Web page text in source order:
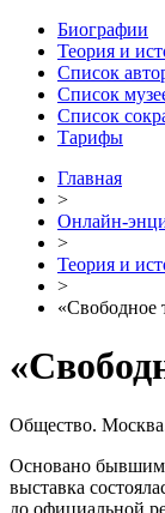
Биографии
Теория и
Список
Список
Список
Тарифы
Главная
>
Онлайн-
>
Теория и
>
«Свободное
Общество.
Основано
выставка
до официальной